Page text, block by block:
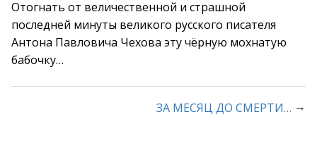
Отогнать от величественной и страшной
последней минуты великого русского писателя
Антона Павловича Чехова эту чёрную мохнатую
бабочку…
ЗА МЕСЯЦ ДО СМЕРТИ… →